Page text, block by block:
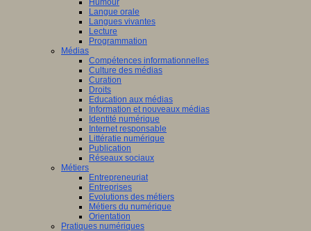
Humour
Langue orale
Langues vivantes
Lecture
Programmation
Médias
Compétences informationnelles
Culture des médias
Curation
Droits
Education aux médias
Information et nouveaux médias
Identité numérique
Internet responsable
Littératie numérique
Publication
Réseaux sociaux
Métiers
Entrepreneuriat
Entreprises
Evolutions des métiers
Métiers du numérique
Orientation
Pratiques numériques